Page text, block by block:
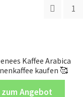
1
Kaffee Arabica
kaufen 🥰
zum Angebot